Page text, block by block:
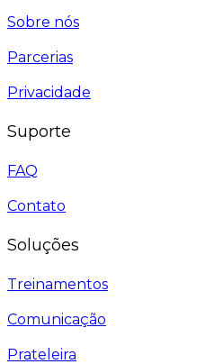
Sobre nós
Parcerias
Privacidade
Suporte
FAQ
Contato
Soluções
Treinamentos
Comunicação
Prateleira